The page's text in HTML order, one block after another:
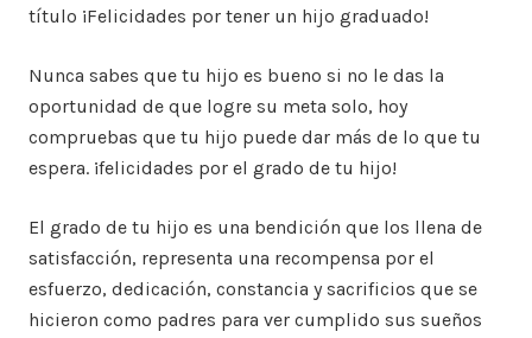
título ¡Felicidades por tener un hijo graduado!
Nunca sabes que tu hijo es bueno si no le das la
oportunidad de que logre su meta solo, hoy
compruebas que tu hijo puede dar más de lo que tu
espera. ¡felicidades por el grado de tu hijo!
El grado de tu hijo es una bendición que los llena de
satisfacción, representa una recompensa por el
esfuerzo, dedicación, constancia y sacrificios que se
hicieron como padres para ver cumplido sus sueños